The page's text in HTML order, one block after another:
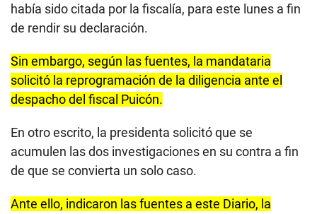
había sido citada por la fiscalía, para este lunes a fin
de rendir su declaración.
Sin embargo, según las fuentes, la mandataria
solicitó la reprogramación de la diligencia ante el
despacho del fiscal Puicón.
En otro escrito, la presidenta solicitó que se
acumulen las dos investigaciones en su contra a fin
de que se convierta un solo caso.
Ante ello, indicaron las fuentes a este Diario, la